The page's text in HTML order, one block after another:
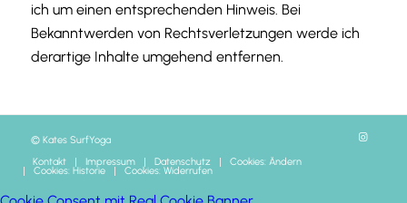
ich um einen entsprechenden Hinweis. Bei
Bekanntwerden von Rechtsverletzungen werde ich
derartige Inhalte umgehend entfernen.
© Kates SurfYoga
Kontakt
Impressum Datenschutz Cookies: Ändern
Cookies: Historie Cookies: Widerrufen